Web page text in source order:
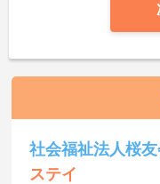
社会福祉法人桜
ステイ